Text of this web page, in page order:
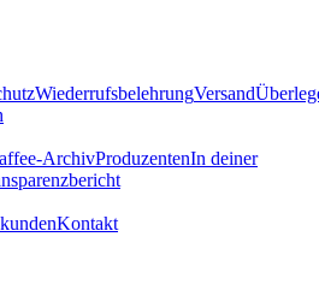
WiederrufsbelehrungVersand
ArchivProduzentenIn deiner
Kontakt